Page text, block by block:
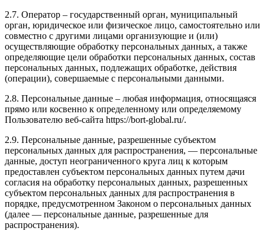
2.7. Оператор – государственный орган, муниципальный
орган, юридическое или физическое лицо, самостоятельно или
совместно с другими лицами организующие и (или)
осуществляющие обработку персональных данных, а также
определяющие цели обработки персональных данных, состав
персональных данных, подлежащих обработке, действия
(операции), совершаемые с персональными данными.
2.8. Персональные данные – любая информация, относящаяся
прямо или косвенно к определенному или определяемому
Пользователю веб-сайта https://bort-global.ru/.
2.9. Персональные данные, разрешенные субъектом
персональных данных для распространения, — персональные
данные, доступ неограниченного круга лиц к которым
предоставлен субъектом персональных данных путем дачи
согласия на обработку персональных данных, разрешенных
субъектом персональных данных для распространения в
порядке, предусмотренном Законом о персональных данных
(далее — персональные данные, разрешенные для
распространения).